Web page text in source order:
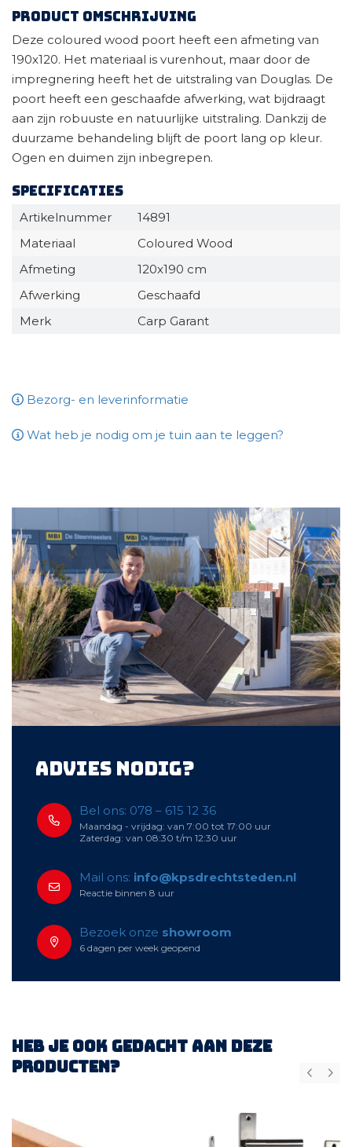
Product omschrijving
Deze coloured wood poort heeft een afmeting van
190x120. Het materiaal is vurenhout, maar door de
impregnering heeft het de uitstraling van Douglas. De
poort heeft een geschaafde afwerking, wat bijdraagt
aan zijn robuuste en natuurlijke uitstraling. Dankzij de
duurzame behandeling blijft de poort lang op kleur.
Ogen en duimen zijn inbegrepen.
Specificaties
Artikelnummer
14891
Materiaal
Coloured Wood
Afmeting
120x190 cm
Afwerking
Geschaafd
Merk
Carp Garant
Bezorg- en leverinformatie
Wat heb je nodig om je tuin aan te leggen?
Advies nodig?
Bel ons: 078 – 615 12 36
Maandag - vrijdag: van 7:00 tot 17:00 uur
Zaterdag: van 08:30 t/m 12:30 uur
Mail ons: info@kpsdrechtsteden.nl
Reactie binnen 8 uur
Bezoek onze showroom
6 dagen per week geopend
Heb je ook gedacht aan deze
producten?